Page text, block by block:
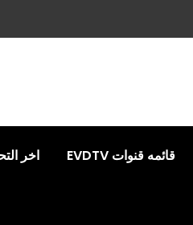
قائمه قنوات EVDTV اخر